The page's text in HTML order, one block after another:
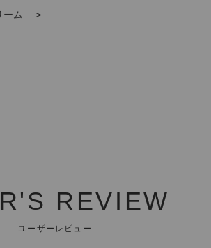
ーム
>
REVIEW
ユーザーレビュー